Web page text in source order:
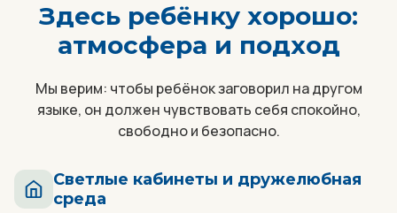
Здесь ребёнку хорошо:
атмосфера и подход
Мы верим: чтобы ребёнок заговорил на другом
языке, он должен чувствовать себя спокойно,
свободно и безопасно.
Светлые кабинеты и дружелюбная
среда